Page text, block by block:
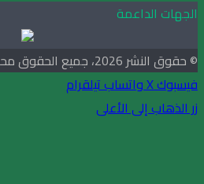
الجهات الداعمة
© حقوق النشر 2026، جميع الحقوق محفوظة |
فيسبوكXواتسابتيلقرام
زر الذهاب إلى الأعلى